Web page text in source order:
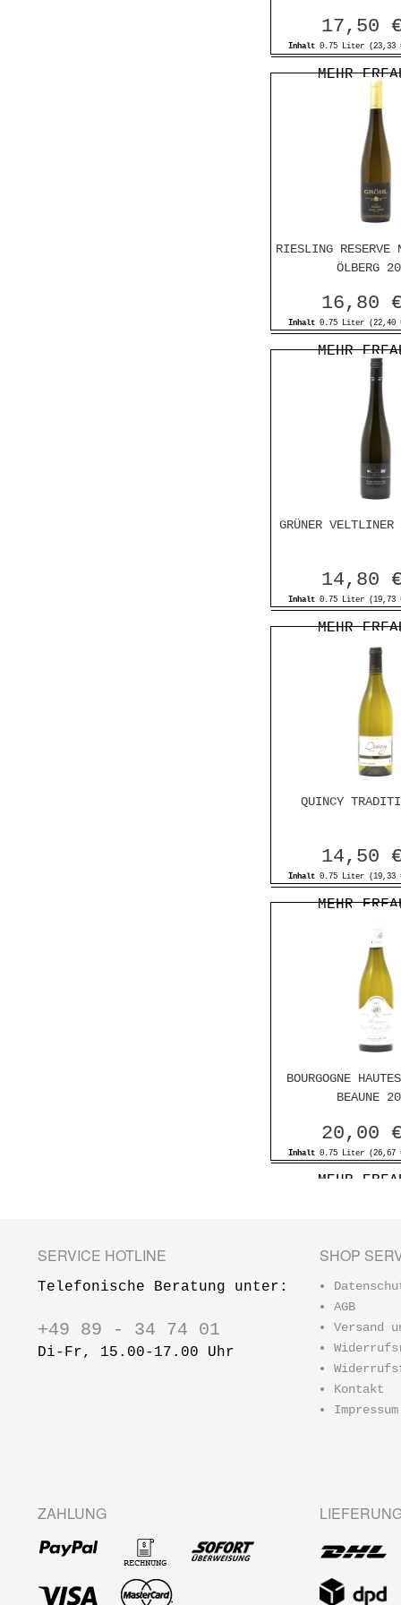
17,50
Inhalt0.75 Liter
MEHR
RIESLING RESERVE
ÖLBERG
16,80
Inhalt0.75 Liter
MEHR
GRÜNER
14,80
Inhalt0.75 Liter
MEHR
QUINCY
14,50
Inhalt0.75 Liter
MEHR
BOURGOGNE
BEAUNE
20,00
Inhalt0.75 Liter
MEHR
SERVICE HOTLINE
Telefonische Beratung unter:
+49 89 - 34 74 01
Di-Fr, 15.00-17.00 Uhr
SHOP
AGB
Versand
Kontakt
Impressum
ZAHLUNG